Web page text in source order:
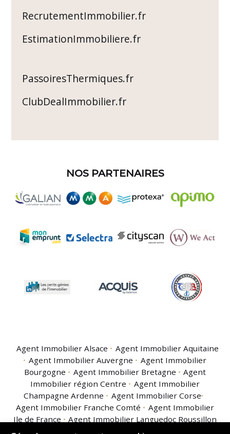
RecrutementImmobilier.fr
EstimationImmobiliere.fr
PassoiresThermiques.fr
ClubDealImmobilier.fr
NOS PARTENAIRES
Agent Immobilier Alsace
Agent Immobilier Aquitaine
Agent Immobilier Auvergne
Agent Immobilier
Bourgogne
Agent Immobilier Bretagne
Agent
Immobilier région Centre
Agent Immobilier
Champagne Ardenne
Agent Immobilier Corse
Agent Immobilier Franche Comté
Agent Immobilier
Ile de France
Agent Immobilier Languedoc Roussillon
Agent Immobilier Limousin
Agent Immobilier